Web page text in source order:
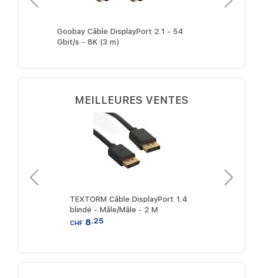
Goobay Câble DisplayPort 2.1 - 54
Gbit/s - 8K (3 m)
MEILLEURES VENTES
TEXTORM Câble DisplayPort 1.4
blindé - Mâle/Mâle - 2 M
CHF8.25